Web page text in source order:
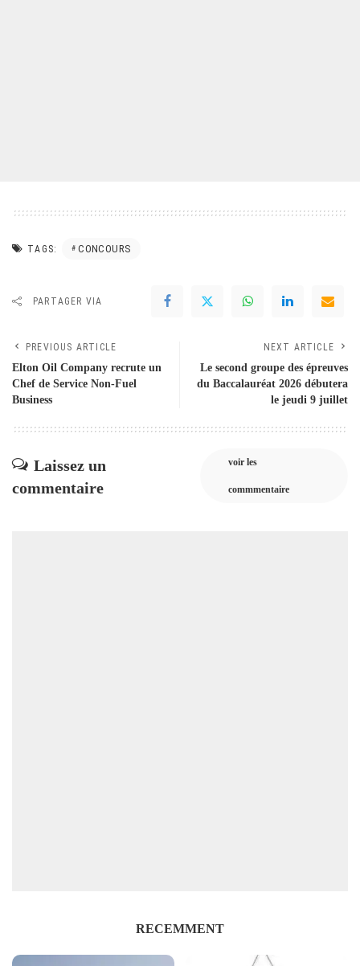
TAGS: CONCOURS
PARTAGER VIA
PREVIOUS ARTICLE
Elton Oil Company recrute un
Chef de Service Non-Fuel
Business
NEXT ARTICLE
Le second groupe des épreuves
du Baccalauréat 2026 débutera
le jeudi 9 juillet
Laissez un
commentaire
voir les
commmentaire
RECEMMENT